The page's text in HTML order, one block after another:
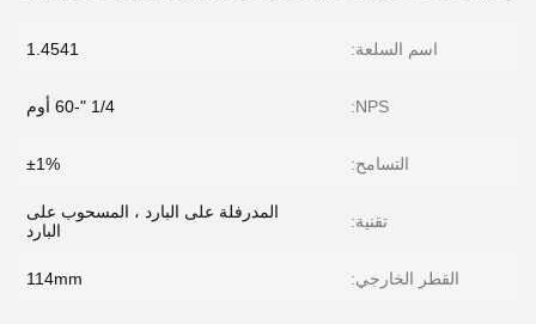
اسم السلعة: 1.4541
NPS: 1/4 "-60 أوم
التسامح: ±1%
تقنية:
المدرفلة على البارد ، المسحوب على
البارد
القطر الخارجي: 114mm